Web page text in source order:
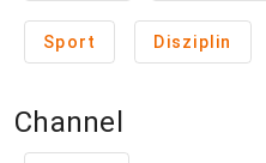
Sport Disziplin
Channel